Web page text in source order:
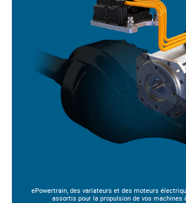
ePowertrain, des variateurs et des moteurs
assortis pour la propulsion de vos machines